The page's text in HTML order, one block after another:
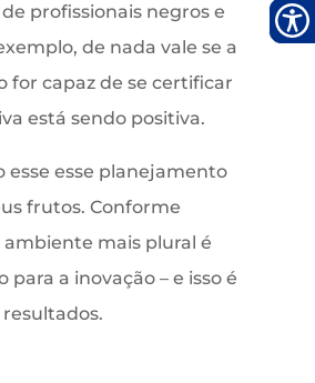
profissionais negros e
de nada vale se a
for capaz de se certificar
está sendo positiva.
esse esse planejamento
frutos. Conforme
mais plural é
para a inovação – e isso é